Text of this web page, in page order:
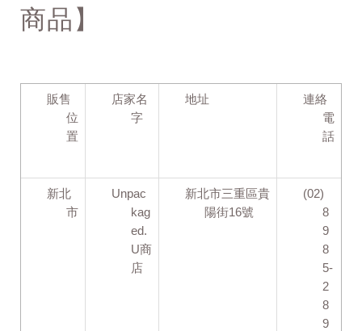
商品】
販售
位
置
店家名
字
地址
連絡
電
話
新北
市
Unpac
kag
ed.
U商
店
新北市三重區貴
陽街16號
(02)
8
9
8
5-
2
8
9